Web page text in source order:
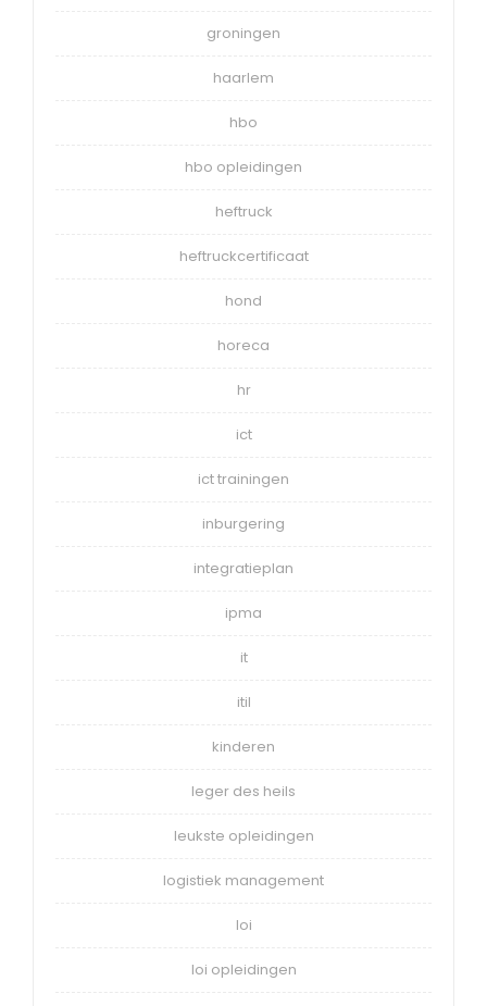
groningen
haarlem
hbo
hbo opleidingen
heftruck
heftruckcertificaat
hond
horeca
hr
ict
ict trainingen
inburgering
integratieplan
ipma
it
itil
kinderen
leger des heils
leukste opleidingen
logistiek management
loi
loi opleidingen